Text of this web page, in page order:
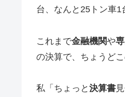
台、なんと25トン車1
これまで金融機関や
の決算で、ちょうど
私「ちょっと 決算書